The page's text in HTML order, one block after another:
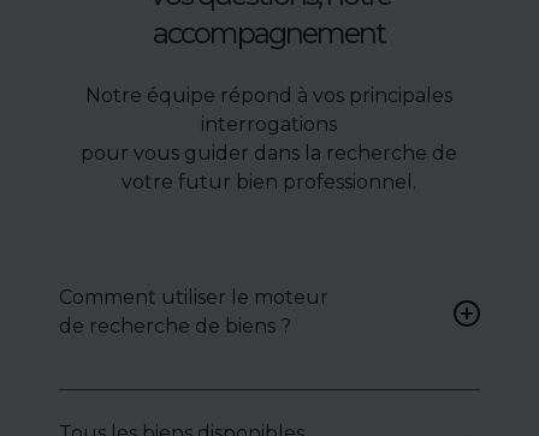
accompagnement
Notre équipe répond à vos principales
interrogations
pour vous guider dans la recherche de
votre futur bien professionnel.
Comment utiliser le moteur
de recherche de biens ?